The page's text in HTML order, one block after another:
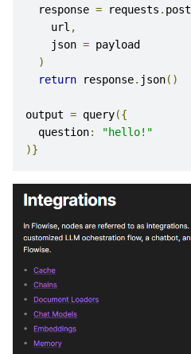
  response
= requests . post
    url
,
    json
= payload
)
return response. json()
output = query({
  question
:
"hello!"
)}